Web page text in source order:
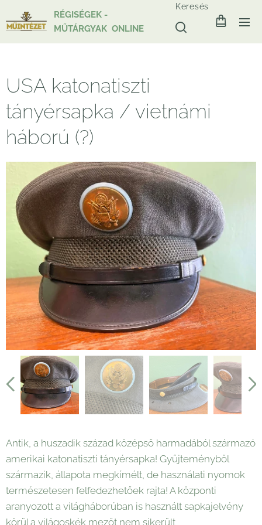
RÉGISÉGEK -
MŰTÁRGYAK ONLINE
Keresés
USA katonatiszti
tányérsapka / vietnámi
háború (?)
Antik, a huszadik század középső harmadából származó
amerikai katonatiszti tányérsapka! Gyűjteményből
származik, állapota megkímélt, de használati nyomok
természetesen felfedezhetőek rajta! A központi
aranyozott a világháborúban is használt sapkajelvény
körül a világoskék mezőt nem sikerült